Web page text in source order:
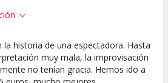
5
en
Escena
5
Interpretación
artística
la historia de una espectadora. Hasta
muy mala, la improvisación
no tenían gracia. Hemos ido a